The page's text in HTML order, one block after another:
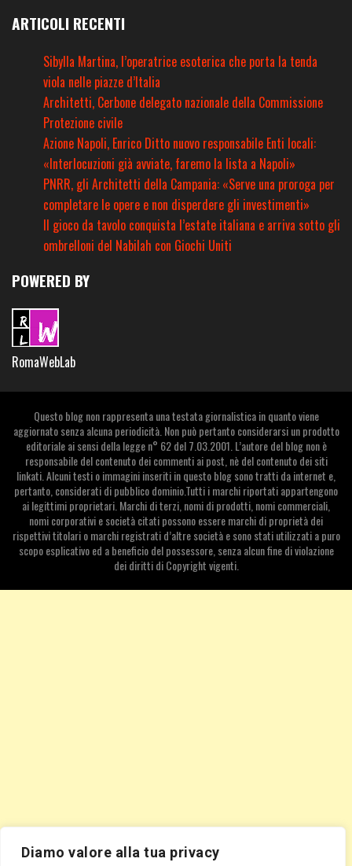
Diamo valore alla tua privacy
ARTICOLI RECENTI
Sibylla Martina, l’operatrice esoterica che porta la tenda
viola nelle piazze d’Italia
Architetti, Cerbone delegato nazionale della Commissione
Protezione civile
Azione Napoli, Enrico Ditto nuovo responsabile Enti locali:
«Interlocuzioni già avviate, faremo la lista a Napoli»
PNRR, gli Architetti della Campania: «Serve una proroga per
completare le opere e non disperdere gli investimenti»
Il gioco da tavolo conquista l’estate italiana e arriva sotto gli
ombrelloni del Nabilah con Giochi Uniti
POWERED BY
RomaWebLab
Questo blog non rappresenta una testata giornalistica in quanto viene
aggiornato senza alcuna periodicità. Non può pertanto considerarsi un prodotto
editoriale ai sensi della legge n° 62 del 7.03.2001. L’autore del blog non è
responsabile del contenuto dei commenti ai post, nè del contenuto dei siti
linkati. Alcuni testi o immagini inseriti in questo blog sono tratti da internet e,
pertanto, considerati di pubblico dominio.Tutti i marchi riportati appartengono
ai legittimi proprietari. Marchi di terzi, nomi di prodotti, nomi commerciali,
nomi corporativi e società citati possono essere marchi di proprietà dei
rispettivi titolari o marchi registrati d’altre società e sono stati utilizzati a puro
scopo esplicativo ed a beneficio del possessore, senza alcun fine di violazione
dei diritti di Copyright vigenti.